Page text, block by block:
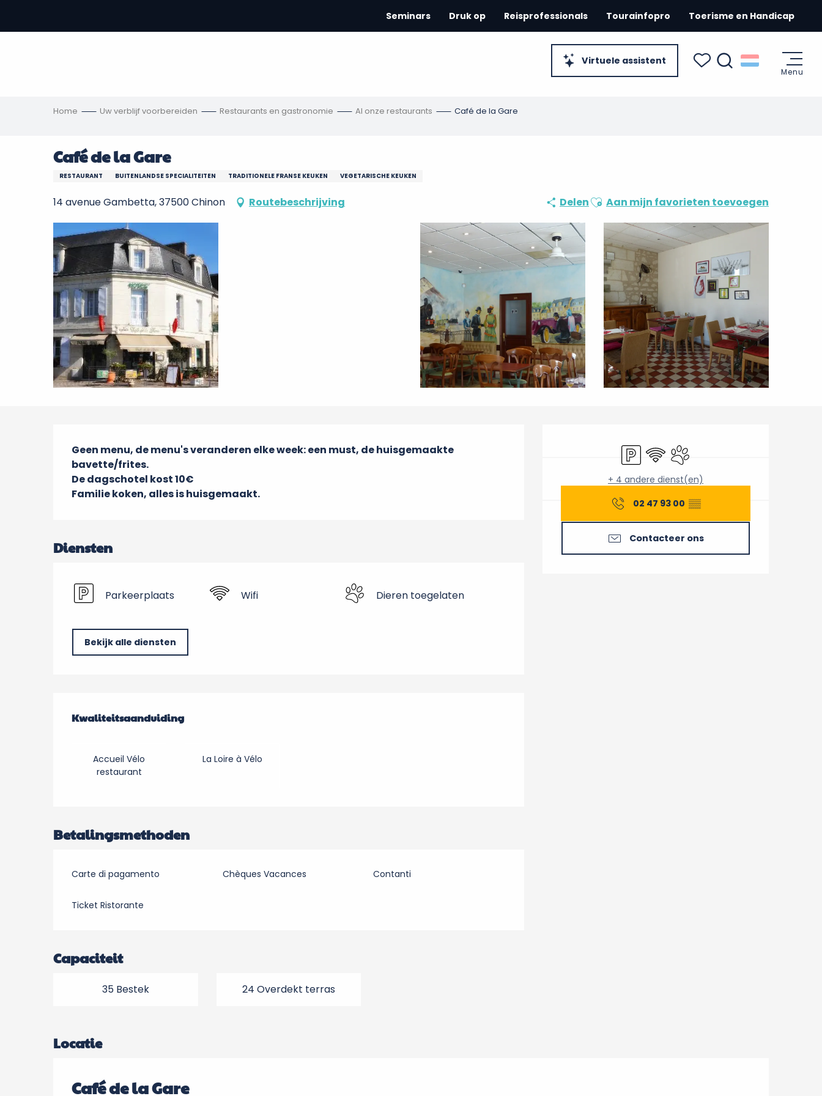
contenu
Virtuele assistent
Seminars Druk op Reisprofessionals Tourainfopro Toerisme en Handicap
Menu
Home Uw verblijf voorbereiden Restaurants en gastronomie Al onze restaurants Café de la Gare
Café de la Gare
RESTAURANT BUITENLANDSE SPECIALITEITEN TRADITIONELE FRANSE KEUKEN VEGETARISCHE KEUKEN
14 avenue Gambetta, 37500 Chinon Routebeschrijving DelenAjouter aux favoris
Aan mijn favorieten toevoegen
Openingstijden en
Parkeerplaats
Wifi Dieren toegelaten
+ 4 andere dienst(en)
02 47 93 00 ▒▒
Contacteer ons
Beschrijving
Geen menu, de menu's veranderen elke week: een must, de huisgemaakte
bavette/frites.
De dagschotel kost 10€
Familie koken, alles is huisgemaakt.
Diensten
Parkeerplaats Wifi Dieren toegelaten
Bekijk alle diensten
Dienstverlening
Kwaliteitsaanduiding
Kwaliteitsaanduiding
Accueil Vélo
restaurant
La Loire à Vélo
Betalingsmethoden
Carte di pagamento Chèques Vacances Contanti
Ticket Ristorante
Capaciteit
35 Bestek 24 Overdekt terras
Locatie
Café de la Gare